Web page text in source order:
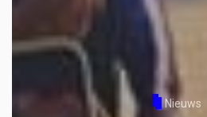
Nieuws